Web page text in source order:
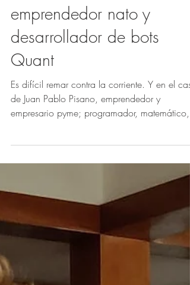
vida de Juan Pablo Pisano,
emprendedor nato y
desarrollador de bots
Quant
Es difícil remar contra la corriente. Y en el caso
de Juan Pablo Pisano, emprendedor y